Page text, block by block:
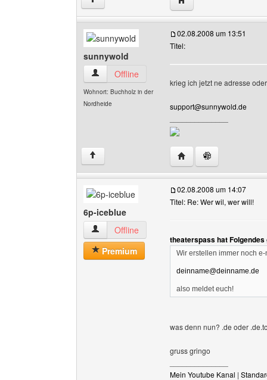
sunnywold
sunnywold Benutzer-Profile anzeigen
Offline
Wohnort: Buchholz in der
Nordheide
02.08.2008 um 13:51
Titel:
krieg ich jetzt ne adresse
support@sunnywold.de
↑ Website dieses
6p-iceblue
6p-iceblue Benutzer-Profile anzeigen
Offline
Premium
02.08.2008 um 14:07
Titel: Re: Wer wil, wer will!
theaterspass hat
Wir erstellen immer noch
deinname@deinname.de
also meldet euch!
was denn nun? .de oder
gruss gringo
Mein Youtube Kanal |